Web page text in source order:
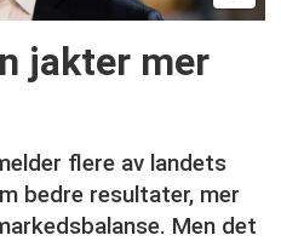
jakter mer
flere av landets
bedre resultater, mer
Men det